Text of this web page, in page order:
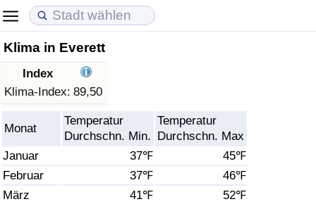
Klima in Everett
Index
Klima-Index: 89,50
Monat
Temperatur
Durchschn. Min.
Temperatur
Durchschn. Max
Januar
37℉
45℉
Februar
37℉
46℉
März
41℉
52℉
Lebenshaltungskosten
Lebenshaltungskosten-Index (aktuell)
Lebenshaltungskosten-Index
Lebenshaltungskosten-Index nach Land
in Akaba
Immobilienpreise
Immobilienpreis-Index (aktuell)
Immobilienpreis-Index
Immobilienpreis-Index nach Land
Lebensqualität
Lebensqualität-Index
Lebensqualität-Index (aktuell)
Lebensqualitätsindex nach Land
Kriminalität